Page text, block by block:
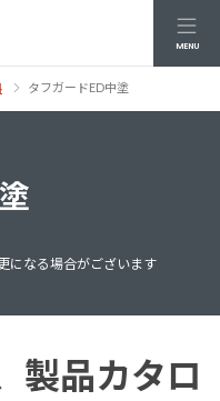
MENU
タフガードED中塗
になる場合がございます
製品カタロ